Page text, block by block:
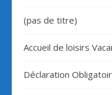
(pas de titre)
Accueil de loisirs
Déclaration